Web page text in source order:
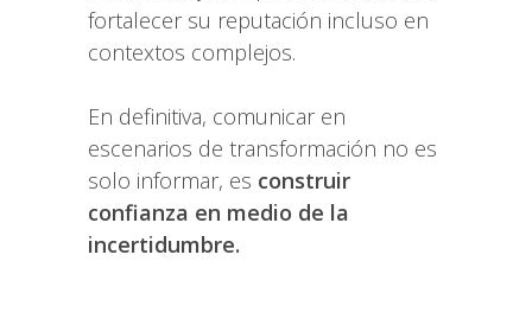
fortalecer su reputación incluso en
contextos complejos.
En definitiva, comunicar en
escenarios de transformación no es
solo informar, es construir
confianza en medio de la
incertidumbre.